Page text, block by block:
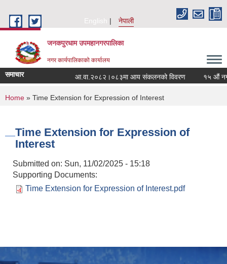
English
नेपाली
जनकपुरधाम उपमहानगरपालिका
नगर कार्यपालिकाको कार्यालय
समाचार आ.वा.२०८२।०८३मा आय संकलनको विवरण १५ औं
You are here
Home » Time Extension for Expression of Interest
Time Extension for Expression of
Interest
Submitted on: Sun, 11/02/2025 - 15:18
Supporting Documents:
Time Extension for Expression of Interest.pdf